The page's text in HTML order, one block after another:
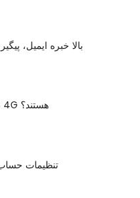
بالا خبره ایمیل،
آیفون 4 و آیفون 4S 4G هستند؟
تنظیمات حساب توییتر: